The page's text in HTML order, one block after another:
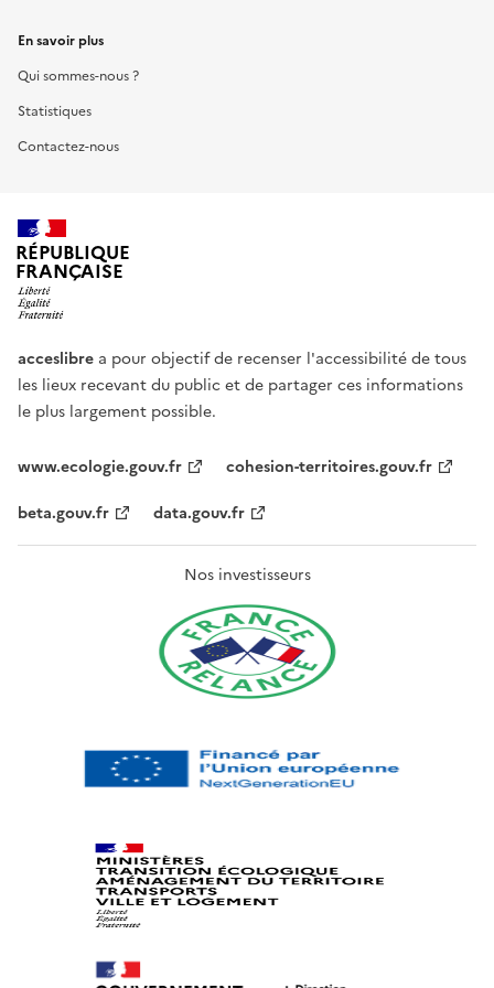
En savoir plus
Qui sommes-nous ?
Statistiques
Contactez-nous
RÉPUBLIQUE
FRANÇAISE
acceslibre a pour objectif de recenser l'accessibilité de tous
les lieux recevant du public et de partager ces informations
le plus largement possible.
www.ecologie.gouv.fr
cohesion-territoires.gouv.fr
beta.gouv.fr
data.gouv.fr
Nos investisseurs